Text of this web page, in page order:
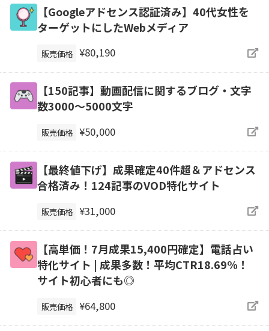
【Googleアドセンス認証済み】40代女性を
ターゲットにしたWebメディア
販売価格 ¥80,190
【150記事】動画配信に関するブログ・文字
数3000～5000文字
販売価格 ¥50,000
【最終値下げ】成果確定40件超＆アドセンス
合格済み！124記事のVOD特化サイト
販売価格 ¥31,000
【高単価！7月成果15,400円確定】電話占い
特化サイト | 成果多数！平均CTR18.69%！
サイト初心者にも◎
販売価格 ¥64,800